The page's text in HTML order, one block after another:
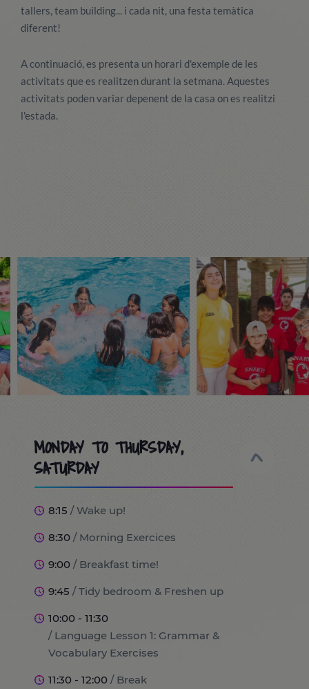
tallers, team building... i cada nit, una festa temàtica
diferent!
A continuació, es presenta un horari d'exemple de les
activitats que es realitzen durant la setmana. Aquestes
activitats poden variar depenent de la casa on es realitzi
l'estada.
MONDAY TO THURSDAY,
SATURDAY
8:15 / Wake up!
8:30 / Morning Exercices
9:00 / Breakfast time!
9:45 / Tidy bedroom & Freshen up
10:00 - 11:30
/ Language Lesson 1: Grammar &
Vocabulary Exercises
11:30 - 12:00 / Break